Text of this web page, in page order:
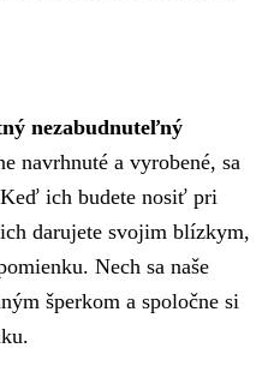
nezabudnuteľný
navrhnuté a vyrobené, sa
ich budete nosiť pri
darujete svojim blízkym,
Nech sa naše
šperkom a spoločne si